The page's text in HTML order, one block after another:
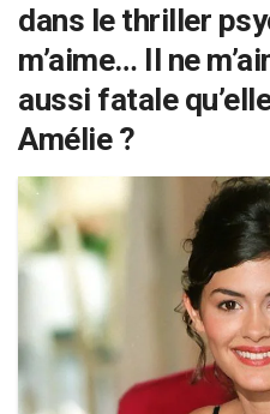
dans le thriller
m’aime… Il ne
aussi fatale
Amélie ?